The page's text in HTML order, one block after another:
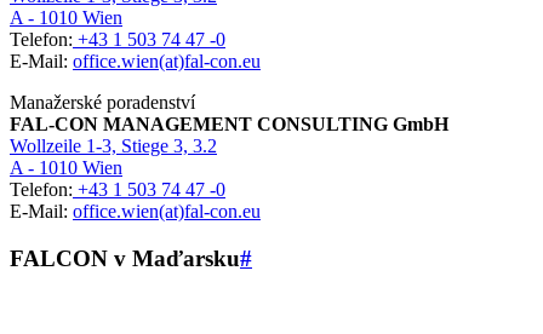
A - 1010 Wien
Telefon: +43 1 503 74 47 -0
E-Mail: office.wien(at)fal-con.eu
Manažerské poradenství
FAL-CON MANAGEMENT CONSULTING GmbH
Wollzeile 1-3, Stiege 3, 3.2
A - 1010 Wien
Telefon: +43 1 503 74 47 -0
E-Mail: office.wien(at)fal-con.eu
FALCON v Maďarsku#